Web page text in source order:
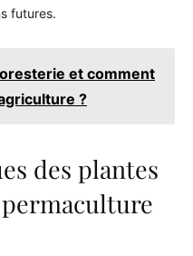
futures.
et comment
?
des plantes